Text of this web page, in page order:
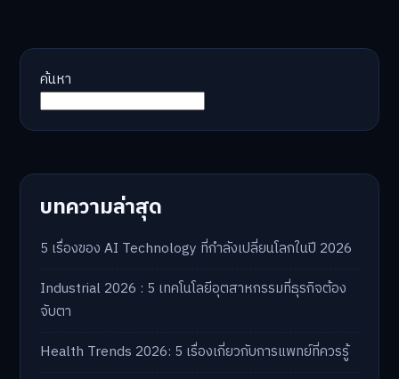
ค้นหา
บทความล่าสุด
5 เรื่องของ AI Technology ที่กำลังเปลี่ยนโลกในปี 2026
Industrial 2026 : 5 เทคโนโลยีอุตสาหกรรมที่ธุรกิจต้อง
จับตา
Health Trends 2026: 5 เรื่องเกี่ยวกับการแพทย์ที่ควรรู้